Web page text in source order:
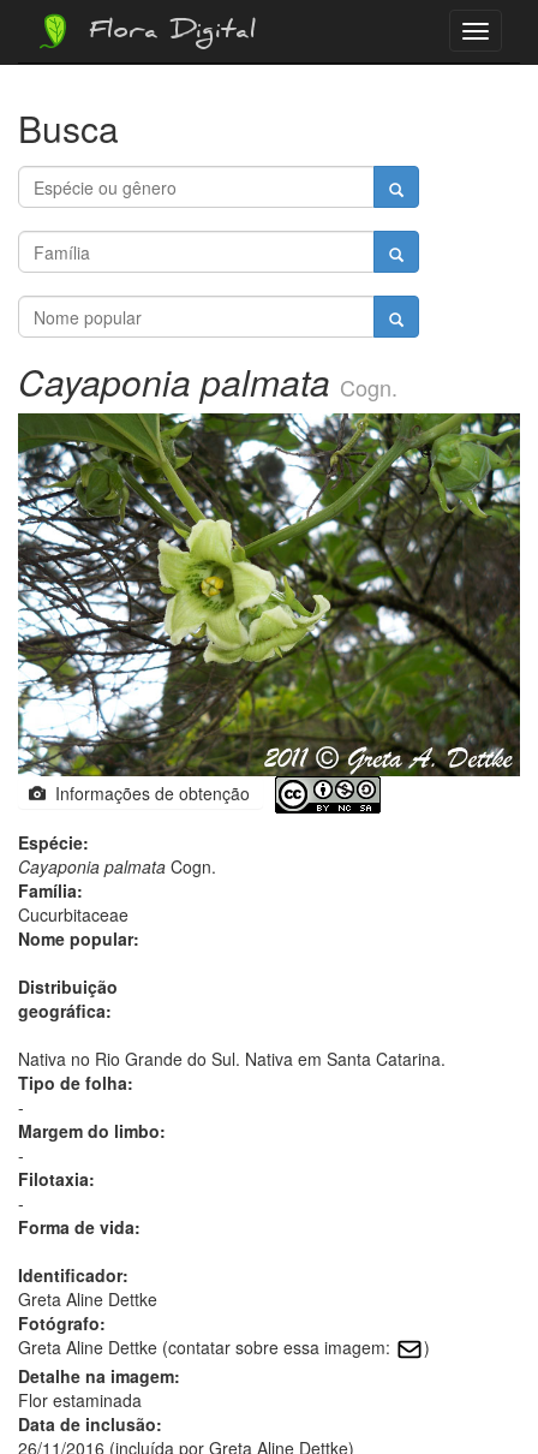
Menu
Flora Digital
Busca
Cayaponia palmata Cogn.
Informações de obtenção
Espécie:
Cayaponia palmata Cogn.
Família:
Cucurbitaceae
Nome popular:
Distribuição
geográfica:
Nativa no Rio Grande do Sul. Nativa em Santa Catarina.
Tipo de folha:
-
Margem do limbo:
-
Filotaxia:
-
Forma de vida:
Identificador:
Greta Aline Dettke
Fotógrafo:
Greta Aline Dettke (contatar sobre essa imagem:
)
Detalhe na imagem:
Flor estaminada
Data de inclusão:
26/11/2016 (incluída por Greta Aline Dettke)